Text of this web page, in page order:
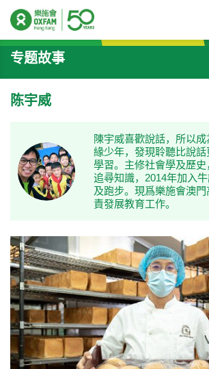
开始主要内容
专题故事
陈宇威
陳宇威喜歡說話，所以
緣少年，發現聆聽比說
學習。主修社會學及歷
追尋知識，2014年加入
及跑步。現爲樂施會澳
責發展教育工作。